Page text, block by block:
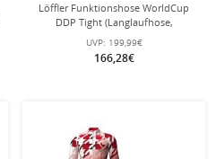
Löffler Funktionshose WorldCup
DDP Tight (Langlaufhose,
schnelltrocknend) schwarz Herren
UVP: 199,99€
166,28€